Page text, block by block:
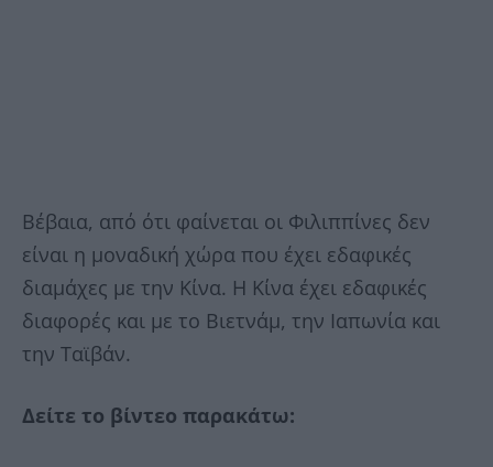
Βέβαια, από ότι φαίνεται οι Φιλιππίνες δεν
είναι η μοναδική χώρα που έχει εδαφικές
διαμάχες με την Κίνα. Η Κίνα έχει εδαφικές
διαφορές και με το Βιετνάμ, την Ιαπωνία και
την Ταϊβάν.
Δείτε το βίντεο παρακάτω: